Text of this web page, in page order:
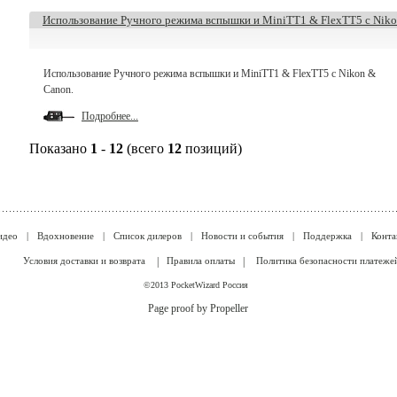
Использование Ручного режима вспышки и MiniTT1 & FlexTT5 с
Использование Ручного режима вспышки и MiniTT1 & FlexTT5 с Nikon &
Canon.
Подробнее...
Показано 1 - 12 (всего 12 позиций)
| Вдохновение | Список дилеров | Новости и события | Поддержка |
Условия доставки и возврата Правила оплаты Политика безопасности
©2013 PocketWizard Россия
Page proof by Propeller